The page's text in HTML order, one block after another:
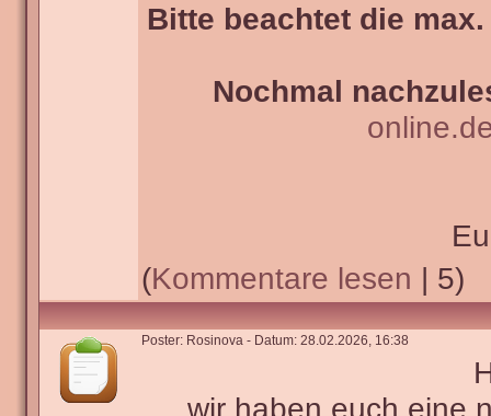
Bitte beachtet die
Nochmal
(Kommentare lesen | 5)
Poster: Rosinova - Datum: 28.02.2026, 16:38
wir haben euch eine